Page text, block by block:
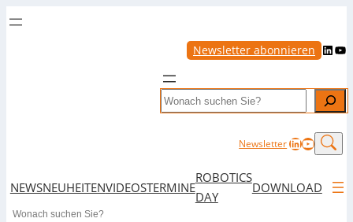
Newsletter abonnieren LinkedIn YouTube
Search
NewsletterLinkedIn
NEWSNEUHEITENVIDEOSTERMINE
ROBOTICS
DAY
DOWNLOAD
Search